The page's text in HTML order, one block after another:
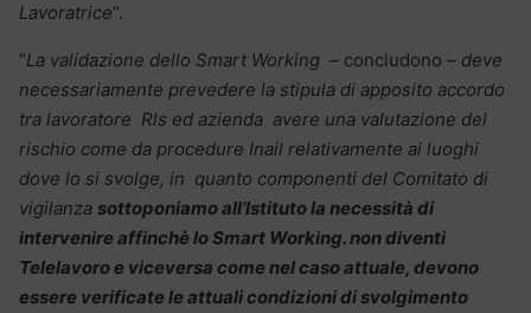
Lavoratrice“.
“La validazione dello Smart Working – concludono – deve
necessariamente prevedere la stipula di apposito accordo
tra lavoratore Rls ed azienda avere una valutazione del
rischio come da procedure Inail relativamente ai luoghi
dove lo si svolge, in quanto componenti del Comitato di
vigilanza sottoponiamo all’Istituto la necessità di
intervenire affinchè lo Smart Working. non diventi
Telelavoro e viceversa come nel caso attuale, devono
essere verificate le attuali condizioni di svolgimento